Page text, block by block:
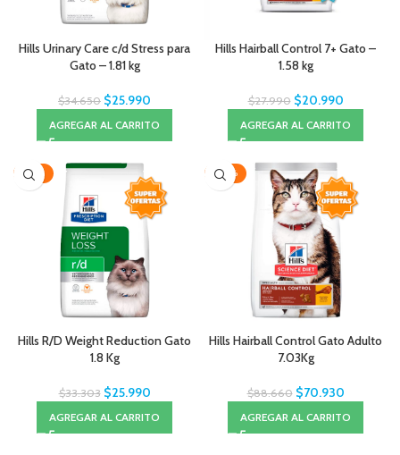
Hills Urinary Care c/d Stress para
Gato – 1.81 kg
$34.650 $25.990
AGREGAR AL CARRITO
Hills Hairball Control 7+ Gato –
1.58 kg
$27.990 $20.990
AGREGAR AL CARRITO
-22%
Hills R/D Weight Reduction Gato
1.8 Kg
$33.303 $25.990
AGREGAR AL CARRITO
-20%
Hills Hairball Control Gato Adulto
7.03Kg
$88.660 $70.930
AGREGAR AL CARRITO